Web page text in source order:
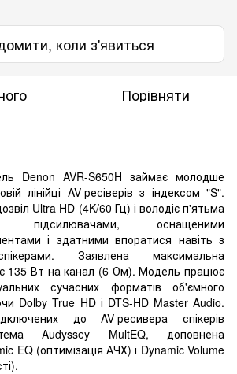
коли з'явиться
Порівняти
Denon AVR-S650H займає молодше
лінійці AV-ресіверів з індексом "S".
Ultra HD (4K/60 Гц) і володіє п'ятьма
підсилювачами, оснащеними
і здатними впоратися навіть з
Заявлена максимальна
135 Вт на канал (6 Ом). Модель працює
сучасних форматів об'ємного
Dolby True HD і DTS-HD Master Audio.
до AV-ресивера спікерів
Audyssey MultEQ, доповнена
EQ (оптимізація АЧХ) і Dynamic Volume